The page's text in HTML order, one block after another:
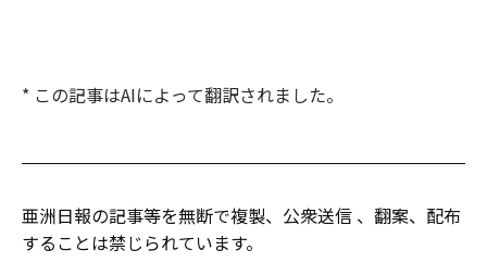
* この記事はAIによって翻訳されました。
亜洲日報の記事等を無断で複製、公衆送信 、翻案、配布
することは禁じられています。